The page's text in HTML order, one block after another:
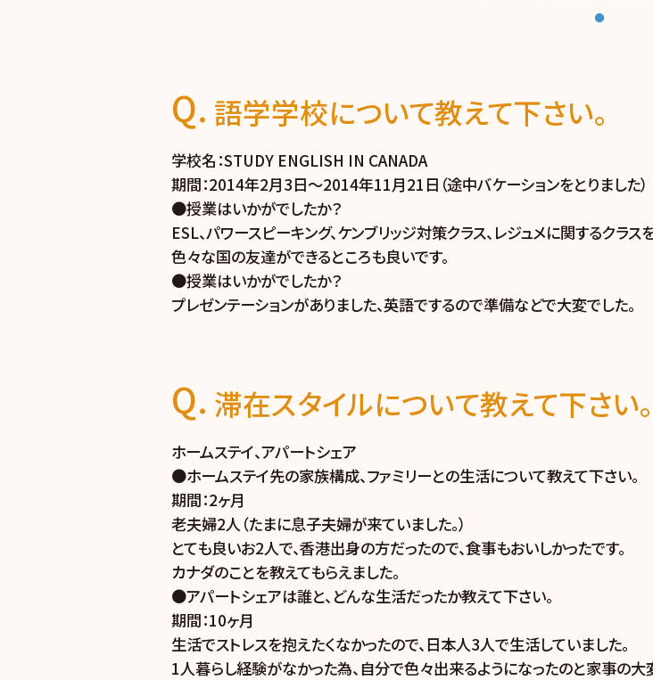
語学学校について教えて下さい。
学校名：STUDY ENGLISH IN CANADA
期間：2014年2月3日～2014年11月21日（途中バケーションをとりました）
●授業はいかがでしたか？
ESL、パワースピーキング、ケンブリッジ対策クラス、レジュメに関するクラ
色々な国の友達ができるところも良いです。
●授業はいかがでしたか？
プレゼンテーションがありました、英語でするので準備などで大変でした。
滞在スタイルについて教えて下さい。
ホームステイ、アパートシェア
●ホームステイ先の家族構成、ファミリーとの生活について教えて下さい。
期間：2ヶ月
老夫婦2人（たまに息子夫婦が来ていました。）
とても良いお2人で、香港出身の方だったので、食事もおいしかったです。
カナダのことを教えてもらえました。
●アパートシェアは誰と、どんな生活だったか教えて下さい。
期間：10ヶ月
生活でストレスを抱えたくなかったので、日本人3人で生活していました。
1人暮らし経験がなかった為、自分で色々出来るようになったのと家事の大